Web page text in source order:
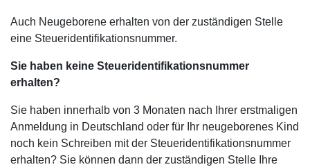
Auch Neugeborene erhalten von der zuständigen Stelle
eine Steueridentifikationsnummer.
Sie haben keine Steueridentifikationsnummer
erhalten?
Sie haben innerhalb von 3 Monaten nach Ihrer erstmaligen
Anmeldung in Deutschland oder für Ihr neugeborenes Kind
noch kein Schreiben mit der Steueridentifikationsnummer
erhalten? Sie können dann der zuständigen Stelle Ihre